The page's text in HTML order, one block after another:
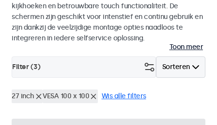
kijkhoeken en betrouwbare touch functionaliteit. De
schermen zijn geschikt voor intenstief en continu gebruik en
zijn dankzij de veelzijdige montage opties naadloos te
integreren in iedere selfservice oplossing.
Toon meer
Sorteren
Filter (3)
27 inch VESA 100 x 100 Wis alle filters